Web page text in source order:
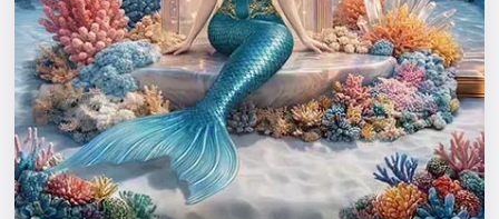
Города
Площадки
Артисты
Рейтинги